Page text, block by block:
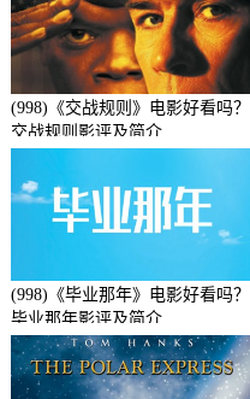
(998)《交战规则》电影好看吗？
交战规则影评及简介
(998)《毕业那年》电影好看吗？
毕业那年影评及简介